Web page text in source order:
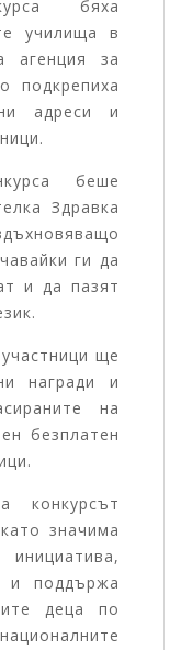
бяха
училища в
агенция за
подкрепиха
адреси и
беше
Здравка
ги да
и да пазят
ще
награди и
на
безплатен
конкурсът
значима
и поддържа
деца по